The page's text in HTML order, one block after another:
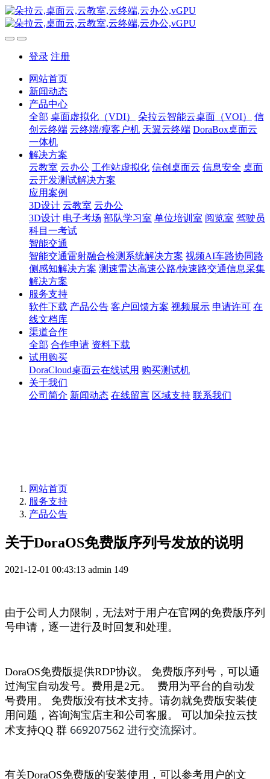
登录 注册
网站首页
新闻动态
产品中心
全部 桌面虚拟化（VDI） 朵拉云智能云桌面（VOI）
信
创云终端 云终端/瘦客户机 天翼云终端 DoraBox桌面云
一体机
解决方案
云教室 云办公 工作站虚拟化 信创桌面云 信息安全 桌面
云开发测试解决方案
应用案例
3D设计 云教室 云办公
3D设计 电子考场 部队学习室 单位培训室 阅览室 驾驶员
科目一考试
智能交通
智能交通雷射融合检测系统解决方案 视频AI车路协同路
侧感知解决方案 测速雷达高速公路/快速路交通信息采集
解决方案
服务支持
软件下载 产品公告 客户回馈方案 视频展示 申请许可 在
线文档库
渠道合作
全部 合作申请 资料下载
试用购买
DoraCloud桌面云在线试用 购买测试机
关于我们
公司简介 新闻动态 在线留言 区域支持 联系我们
网站首页
服务支持
产品公告
关于DoraOS免费版序列号发放的说明
2021-12-01 00:43:13 admin 149
由于公司人力限制，无法对于用户在官网的免费版序列
号申请，逐一进行及时回复和处理。
DoraOS免费版提供RDP协议。 免费版序列号，可以通
过淘宝自动发号。费用是2元。 费用为平台的自动发
号费用。 免费版没有技术支持。请勿就免费版安装使
用问题，咨询淘宝店主和公司客服。 可以加朵拉云技
术支持QQ 群 669207562 进行交流探讨。
有关DoraOS免费版的安装使用，可以参考用户的文